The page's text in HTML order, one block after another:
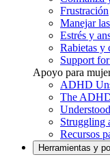
Frustración
Manejar
Estrés y
Rabietas y
Support
Apoyo para
ADHD
The
Struggling
Recursos
Herramientas y